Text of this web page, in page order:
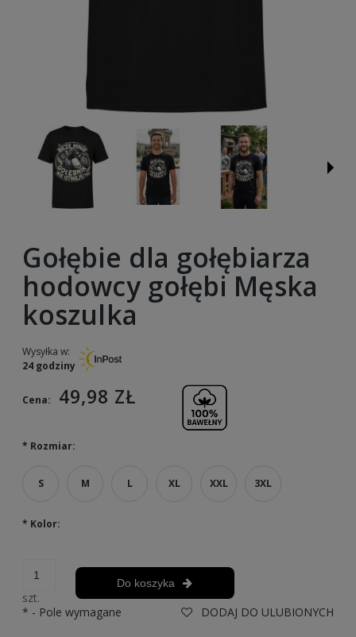
Gołębie dla gołębiarza
hodowcy gołębi Męska
koszulka
Wysyłka w:
24 godziny
Cena: 49,98 ZŁ
* Rozmiar:
S M L XL XXL 3XL
* Kolor:
szt.
Do koszyka
DODAJ DO ULUBIONYCH
* - Pole wymagane